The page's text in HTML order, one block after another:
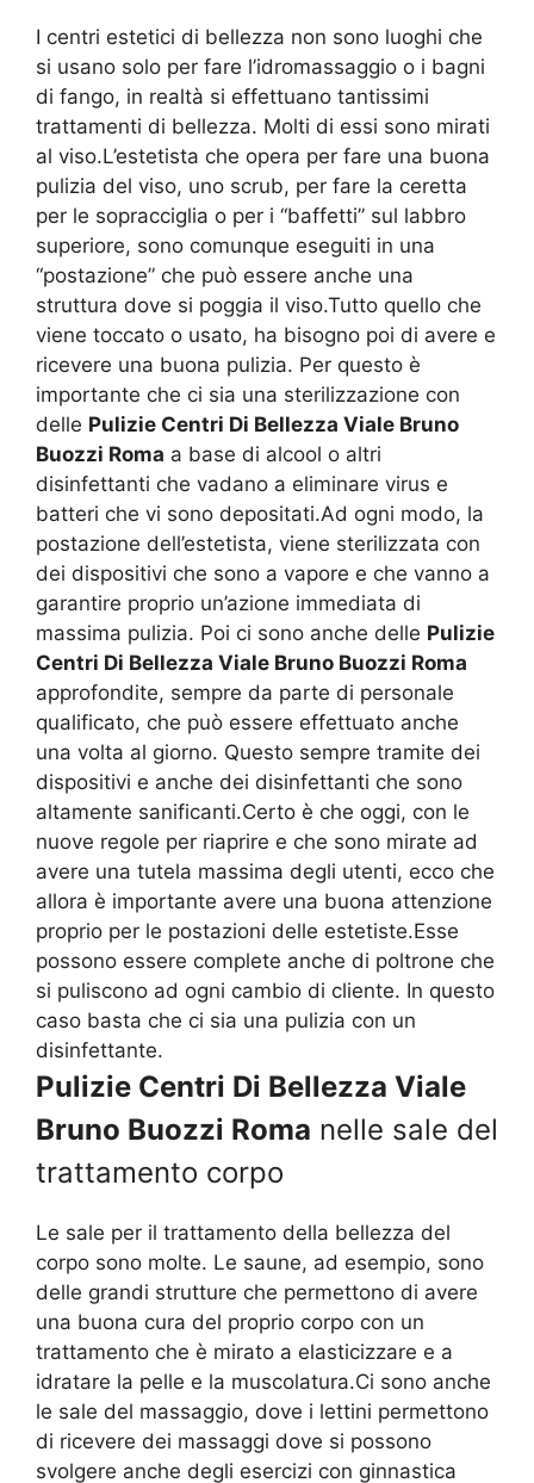
I centri estetici di bellezza non sono luoghi che
si usano solo per fare l’idromassaggio o i bagni
di fango, in realtà si effettuano tantissimi
trattamenti di bellezza. Molti di essi sono mirati
al viso.L’estetista che opera per fare una buona
pulizia del viso, uno scrub, per fare la ceretta
per le sopracciglia o per i “baffetti” sul labbro
superiore, sono comunque eseguiti in una
“postazione” che può essere anche una
struttura dove si poggia il viso.Tutto quello che
viene toccato o usato, ha bisogno poi di avere e
ricevere una buona pulizia. Per questo è
importante che ci sia una sterilizzazione con
delle Pulizie Centri Di Bellezza Viale Bruno
Buozzi Roma a base di alcool o altri
disinfettanti che vadano a eliminare virus e
batteri che vi sono depositati.Ad ogni modo, la
postazione dell’estetista, viene sterilizzata con
dei dispositivi che sono a vapore e che vanno a
garantire proprio un’azione immediata di
massima pulizia. Poi ci sono anche delle Pulizie
Centri Di Bellezza Viale Bruno Buozzi Roma
approfondite, sempre da parte di personale
qualificato, che può essere effettuato anche
una volta al giorno. Questo sempre tramite dei
dispositivi e anche dei disinfettanti che sono
altamente sanificanti.Certo è che oggi, con le
nuove regole per riaprire e che sono mirate ad
avere una tutela massima degli utenti, ecco che
allora è importante avere una buona attenzione
proprio per le postazioni delle estetiste.Esse
possono essere complete anche di poltrone che
si puliscono ad ogni cambio di cliente. In questo
caso basta che ci sia una pulizia con un
disinfettante.
Pulizie Centri Di Bellezza Viale
Bruno Buozzi Roma nelle sale del
trattamento corpo
Le sale per il trattamento della bellezza del
corpo sono molte. Le saune, ad esempio, sono
delle grandi strutture che permettono di avere
una buona cura del proprio corpo con un
trattamento che è mirato a elasticizzare e a
idratare la pelle e la muscolatura.Ci sono anche
le sale del massaggio, dove i lettini permettono
di ricevere dei massaggi dove si possono
svolgere anche degli esercizi con ginnastica